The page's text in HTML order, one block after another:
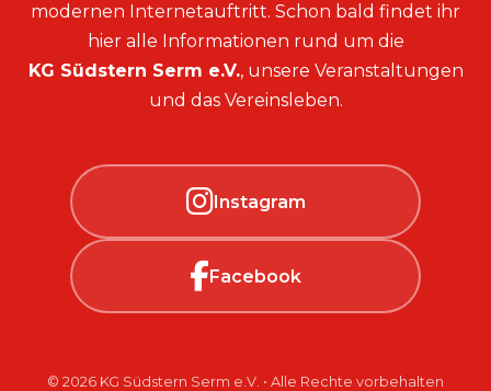
modernen Internetauftritt. Schon bald findet ihr
hier alle Informationen rund um die
KG Südstern Serm e.V., unsere Veranstaltungen
und das Vereinsleben.
Instagram
Facebook
© 2026 KG Südstern Serm e.V. • Alle Rechte vorbehalten